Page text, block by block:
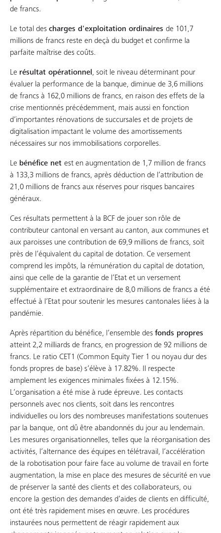
de francs.
Le total des charges d'exploitation ordinaires de 101,7
millions de francs reste en deçà du budget et confirme la
parfaite maîtrise des coûts.
Le résultat opérationnel , soit le niveau déterminant pour
évaluer la performance de la banque, diminue de 3,6 millions
de francs à 162,0 millions de francs, en raison des effets de la
crise mentionnés précédemment, mais aussi en fonction
d’importantes rénovations de succursales et de projets de
digitalisation impactant le volume des amortissements
nécessaires sur nos immobilisations corporelles.
Le bénéfice net est en augmentation de 1,7 million de francs
à 133,3 millions de francs, après déduction de l’attribution de
21,0 millions de francs aux réserves pour risques bancaires
généraux.
Ces résultats permettent à la BCF de jouer son rôle de
contributeur cantonal en versant au canton, aux communes et
aux paroisses une contribution de 69,9 millions de francs, soit
près de l’équivalent du capital de dotation. Ce versement
comprend les impôts, la rémunération du capital de dotation,
ainsi que celle de la garantie de l’Etat et un versement
supplémentaire et extraordinaire de 8,0 millions de francs a été
effectué à l’Etat pour soutenir les mesures cantonales liées à la
pandémie.
Après répartition du bénéfice, l’ensemble des fonds propres
atteint 2,2 milliards de francs, en progression de 92 millions de
francs. Le ratio CET1 (Common Equity Tier 1 ou noyau dur des
fonds propres de base) s’élève à 17.82%. Il respecte
amplement les exigences minimales fixées à 12.15%.
L’organisation a été mise à rude épreuve. Les contacts
personnels avec nos clients, soit dans les rencontres
individuelles ou lors des nombreuses manifestations soutenues
par la banque, ont dû être abandonnés du jour au lendemain.
Les mesures organisationnelles, telles que la réorganisation des
activités, l’alternance des équipes en télétravail, l’accélération
de la robotisation pour faire face au volume de travail en forte
augmentation, la mise en place des mesures de sécurité en vue
de préserver la santé des clients et des collaborateurs, ou
encore la gestion des demandes d’aides de clients en difficulté,
ont été très rapidement mises en œuvre. Les procédures
instaurées nous permettent de réagir rapidement aux